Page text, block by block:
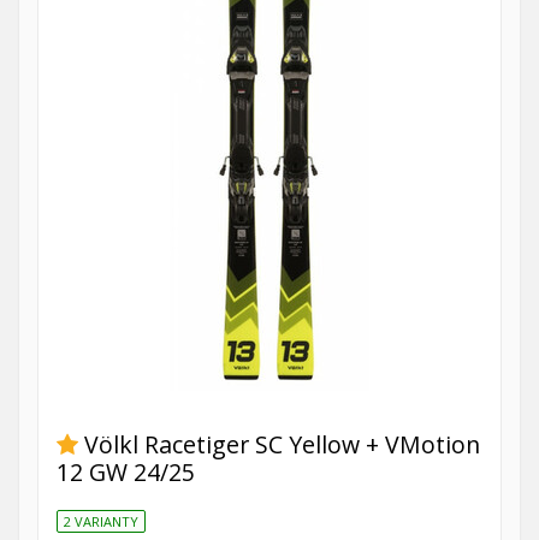
Völkl Racetiger SC Yellow + VMotion
12 GW 24/25
2 VARIANTY